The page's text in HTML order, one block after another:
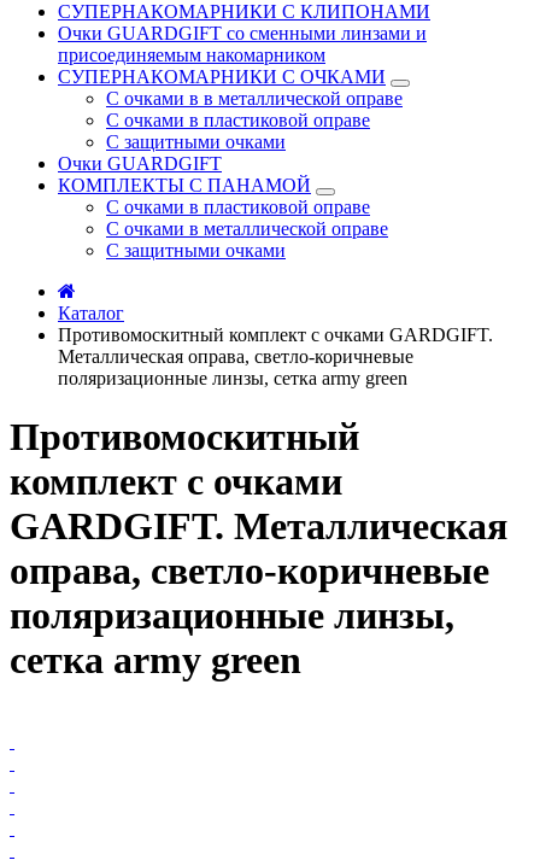
СУПЕРНАКОМАРНИКИ С КЛИПОНАМИ
Очки GUARDGIFT со сменными линзами и
присоединяемым накомарником
СУПЕРНАКОМАРНИКИ С ОЧКАМИ
С очками в в металлической оправе
С очками в пластиковой оправе
С защитными очками
Очки GUARDGIFT
КОМПЛЕКТЫ С ПАНАМОЙ
С очками в пластиковой оправе
С очками в металлической оправе
С защитными очками
Каталог
Противомоскитный комплект с очками GARDGIFT.
Металлическая оправа, светло-коричневые
поляризационные линзы, сетка army green
Противомоскитный
комплект с очками
GARDGIFT. Металлическая
оправа, светло-коричневые
поляризационные линзы,
сетка army green